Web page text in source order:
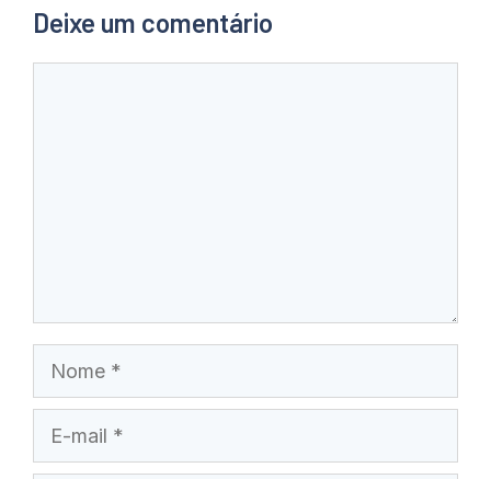
Deixe um comentário
Nome
mail